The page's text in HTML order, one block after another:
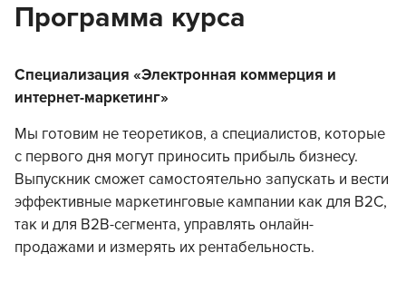
Программа курса
Специализация «Электронная коммерция и
интернет-маркетинг»
Мы готовим не теоретиков, а специалистов, которые
с первого дня могут приносить прибыль бизнесу.
Выпускник сможет самостоятельно запускать и вести
эффективные маркетинговые кампании как для B2C,
так и для B2B-сегмента, управлять онлайн-
продажами и измерять их рентабельность.